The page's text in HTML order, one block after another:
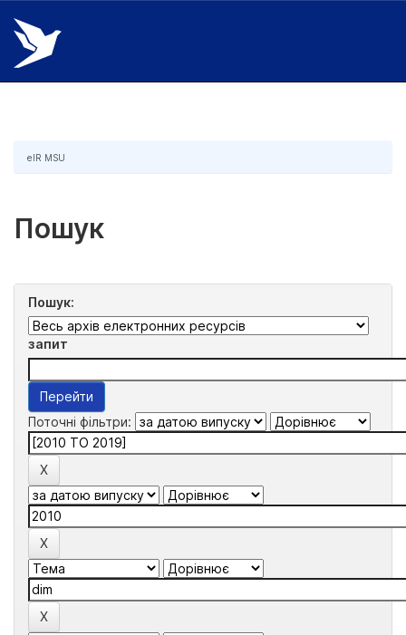
Skip
navigation
eIR MSU
Пошук
Пошук:
запит
Поточні фільтри: